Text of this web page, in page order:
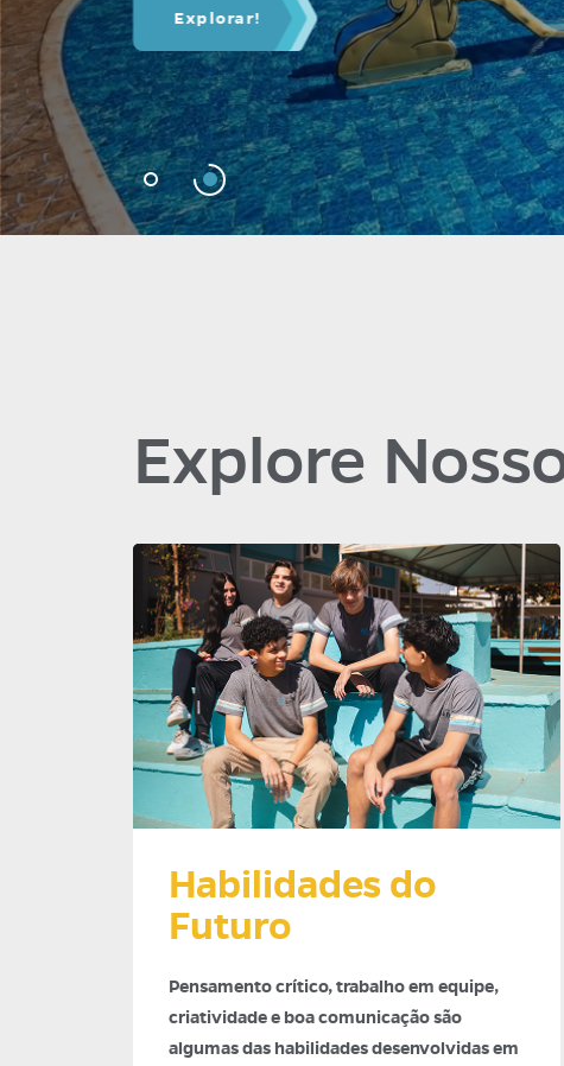
Explorar!
Explore
Habilidades do
Futuro
Pensamento crítico, trabalho em equipe,
criatividade e boa comunicação são
algumas das habilidades desenvolvidas em